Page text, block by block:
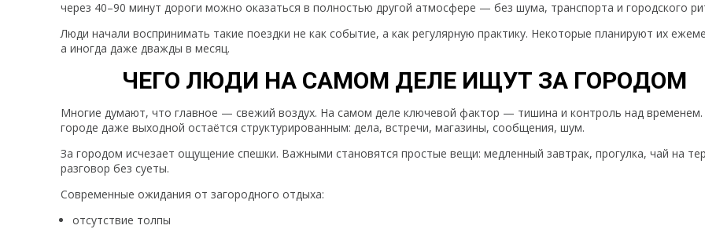
через 40–90 минут дороги можно оказаться в полностью другой атмосфере — без шума, транспорта и городского
Люди начали воспринимать такие поездки не как событие, а как регулярную практику. Некоторые планируют их
а иногда даже дважды в месяц.
ЧЕГО ЛЮДИ НА САМОМ ДЕЛЕ ИЩУТ ЗА ГОРОДОМ
Многие думают, что главное — свежий воздух. На самом деле ключевой фактор — тишина и контроль над
городе даже выходной остаётся структурированным: дела, встречи, магазины, сообщения, шум.
За городом исчезает ощущение спешки. Важными становятся простые вещи: медленный завтрак, прогулка, чай на
разговор без суеты.
Современные ожидания от загородного отдыха:
отсутствие толпы